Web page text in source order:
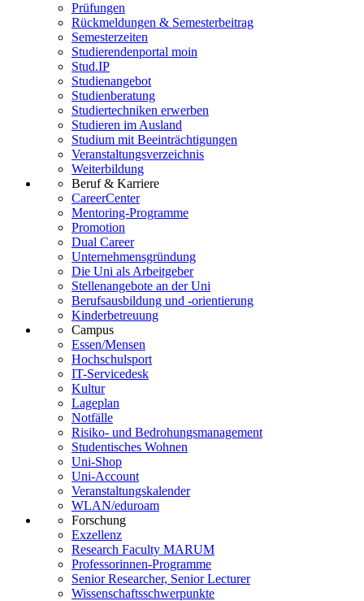
Prüfungen
Rückmeldungen & Semesterbeitrag
Semesterzeiten
Studierendenportal moin
Stud.IP
Studienangebot
Studienberatung
Studiertechniken erwerben
Studieren im Ausland
Studium mit Beeinträchtigungen
Veranstaltungsverzeichnis
Weiterbildung
Beruf & Karriere
CareerCenter
Mentoring-Programme
Promotion
Dual Career
Unternehmensgründung
Die Uni als Arbeitgeber
Stellenangebote an der Uni
Berufsausbildung und -orientierung
Kinderbetreuung
Campus
Essen/Mensen
Hochschulsport
IT-Servicedesk
Kultur
Lageplan
Notfälle
Risiko- und Bedrohungsmanagement
Studentisches Wohnen
Uni-Shop
Uni-Account
Veranstaltungskalender
WLAN/eduroam
Forschung
Exzellenz
Research Faculty MARUM
Professorinnen-Programme
Senior Researcher, Senior Lecturer
Wissenschaftsschwerpunkte